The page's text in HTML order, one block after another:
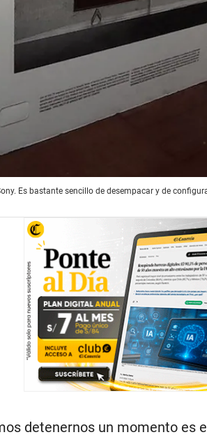
Es bastante sencillo de desempacar y de
detenernos un momento es